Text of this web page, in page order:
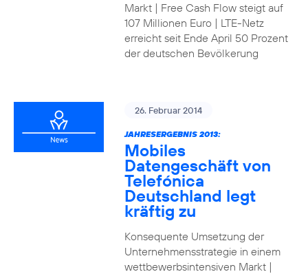
Markt | Free Cash Flow steigt auf
107 Millionen Euro | LTE-Netz
erreicht seit Ende April 50 Prozent
der deutschen Bevölkerung
26. Februar 2014
JAHRESERGEBNIS 2013:
Mobiles
Datengeschäft von
Telefónica
Deutschland legt
kräftig zu
Konsequente Umsetzung der
Unternehmensstrategie in einem
wettbewerbsintensiven Markt |